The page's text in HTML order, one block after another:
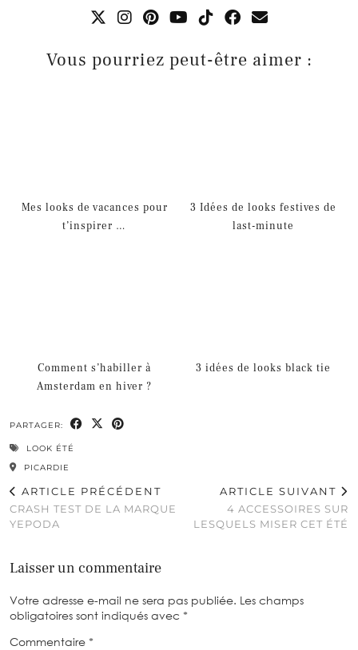
Vous pourriez peut-être aimer :
Mes looks de vacances pour
t’inspirer …
3 Idées de looks festives de
last-minute
Comment s’habiller à
Amsterdam en hiver ?
3 idées de looks black tie
PARTAGER:
LOOK ÉTÉ
PICARDIE
ARTICLE PRÉCÉDENT
CRASH TEST DE LA MARQUE
YEPODA
ARTICLE SUIVANT
4 ACCESSOIRES SUR
LESQUELS MISER CET ÉTÉ
Laisser un commentaire
Votre adresse e-mail ne sera pas publiée. Les champs
obligatoires sont indiqués avec *
Commentaire *